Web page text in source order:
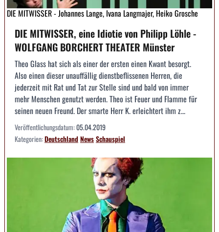
DIE MITWISSER - Johannes Lange, Ivana Langmajer, Heiko Grosche
DIE MITWISSER, eine Idiotie von Philipp Löhle -
WOLFGANG BORCHERT THEATER Münster
Theo Glass hat sich als einer der ersten einen Kwant besorgt.
Also einen dieser unauffällig dienstbeflissenen Herren, die
jederzeit mit Rat und Tat zur Stelle sind und bald von immer
mehr Menschen genutzt werden. Theo ist Feuer und Flamme für
seinen neuen Freund. Der smarte Herr K. erleichtert ihm z...
Veröffentlichungsdatum:05.04.2019
Kategorien:DeutschlandNewsSchauspiel